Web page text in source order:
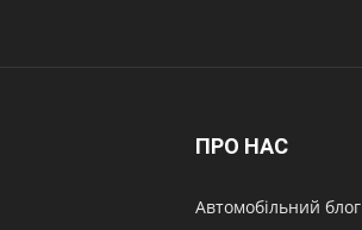
ПРО НАС
Автомобільний блог